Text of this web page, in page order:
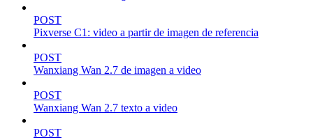
POST
Pixverse C1: video a partir de imagen de referencia
POST
Wanxiang Wan 2.7 de imagen a video
POST
Wanxiang Wan 2.7 texto a video
POST